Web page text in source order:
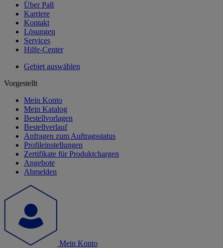
Über Pall
Karriere
Kontakt
Lösungen
Services
Hilfe-Center
Gebiet auswählen
Vorgestellt
Mein Konto
Mein Katalog
Bestellvorlagen
Bestellverlauf
Anfragen zum Auftragsstatus
Profileinstellungen
Zertifikate für Produktchargen
Angebote
Abmelden
Mein Konto